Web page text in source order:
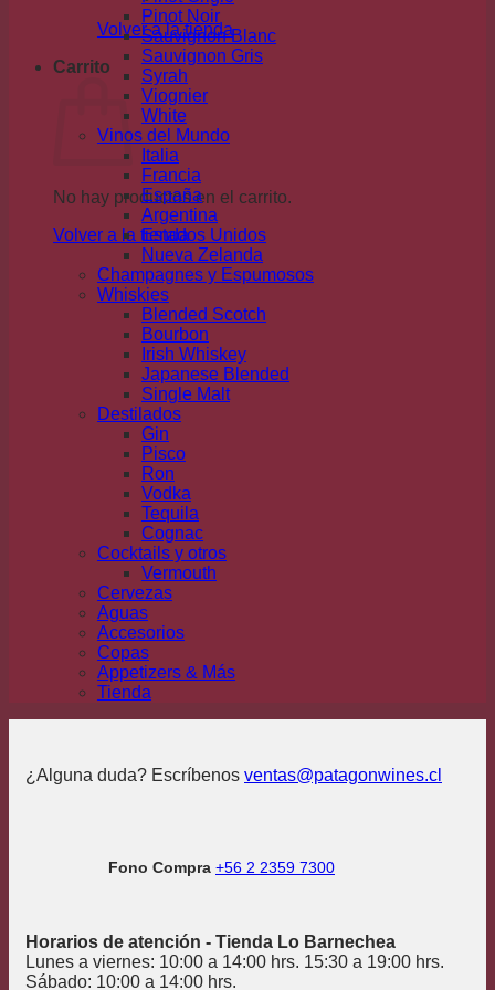
Volver a la tienda
Carrito
No hay productos en el carrito.
Volver a la tienda
Pinot Noir
Sauvignon Blanc
Sauvignon Gris
Syrah
Viognier
White
Vinos del Mundo
Italia
Francia
España
Argentina
Estados Unidos
Nueva Zelanda
Champagnes y Espumosos
Whiskies
Blended Scotch
Bourbon
Irish Whiskey
Japanese Blended
Single Malt
Destilados
Gin
Pisco
Ron
Vodka
Tequila
Cognac
Cocktails y otros
Vermouth
Cervezas
Aguas
Accesorios
Copas
Appetizers & Más
Tienda
¿Alguna duda? Escríbenos ventas@patagonwines.cl
Fono Compra +56 2 2359 7300
Horarios de atención - Tienda Lo Barnechea
Lunes a viernes: 10:00 a 14:00 hrs. 15:30 a 19:00 hrs.
Sábado: 10:00 a 14:00 hrs.